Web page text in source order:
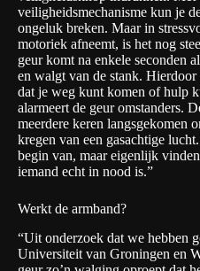
veiligheidsmechanisme kun je
ongeluk breken. Maar in
motoriek afneemt, is het nog
geur komt na enkele seconden
en walgt van de stank.
dat je weg kunt komen of hulp
alarmeert de geur omstanders.
meerdere keren langsgekomen
kregen van een gasachtige
begin van, maar eigenlijk
iemand echt in nood is.”
Werkt de armband?
“Uit onderzoek dat we hebben
Universiteit van Groningen en